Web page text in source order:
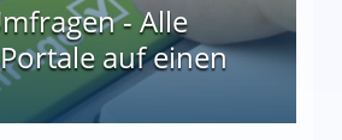
- Alle
auf einen